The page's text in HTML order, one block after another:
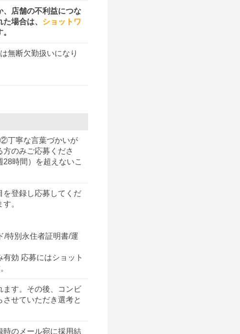
、店舗の不利益につな
場合は、 ショットワ
無断欠勤扱いになり
丁寧な言葉づかいが
のみご応募くださ
時間）を超えないこ
を登録し応募してくだ
。
/特別永住者証明書/運
効 応募にはショット
ます。その後、コンビ
せていただき選考と
時のメール宛に採用結